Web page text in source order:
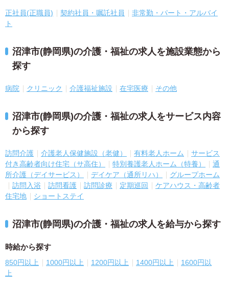
正社員(正職員) 契約社員・嘱託社員
非常勤・パート・アルバイ
ト
沼津市(静岡県)の介護・福祉の求人を施設業態から
探す
病院 クリニック 介護福祉施設 在宅医療 その他
沼津市(静岡県)の介護・福祉の求人をサービス内容
から探す
訪問介護 介護老人保健施設（老健） 有料老人ホーム
サービス
付き高齢者向け住宅（サ高住）
特別養護老人ホーム（特養）
通
所介護（デイサービス）
デイケア（通所リハ）
グループホーム
訪問入浴
訪問看護 訪問診療 定期巡回
ケアハウス・高齢者
住宅地
ショートステイ
沼津市(静岡県)の介護・福祉の求人を給与から探す
時給から探す
850円以上 1000円以上 1200円以上 1400円以上
1600円以
上